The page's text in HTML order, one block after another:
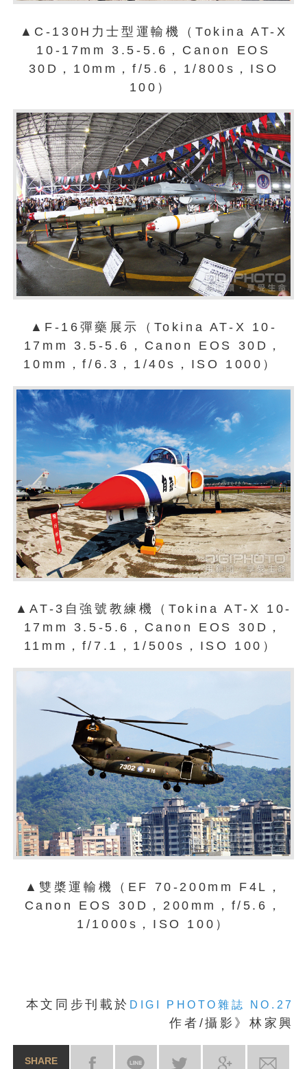
▲C-130H力士型運輸機（Tokina AT-X
10-17mm 3.5-5.6，Canon EOS
30D，10mm，f/5.6，1/800s，ISO
100）
▲F-16彈藥展示（Tokina AT-X 10-
17mm 3.5-5.6，Canon EOS 30D，
10mm，f/6.3，1/40s，ISO 1000）
▲AT-3自強號教練機（Tokina AT-X 10-
17mm 3.5-5.6，Canon EOS 30D，
11mm，f/7.1，1/500s，ISO 100）
▲雙槳運輸機（EF 70-200mm F4L，
Canon EOS 30D，200mm，f/5.6，
1/1000s，ISO 100）
本文同步刊載於 DIGI PHOTO雜誌 NO.27
作者/攝影》林家興
SHARE